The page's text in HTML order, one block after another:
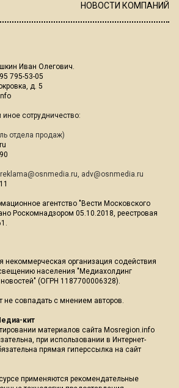
НОВОСТИ КОМПАНИЙ
Иван Олегович.
795-53-05
д. 5
сотрудничество:
отдела продаж)
reklama@osnmedia.ru, adv@osnmedia.ru
агентство "Вести Московского
Роскомнадзором 05.10.2018, реестровая
некоммерческая организация содействия
населения "Медиахолдинг
(ОГРН 1187700006328).
совпадать с мнением авторов.
кит
материалов сайта Mosregion.info
при использовании в Интернет-
прямая гиперссылка на сайт
применяются рекомендательные